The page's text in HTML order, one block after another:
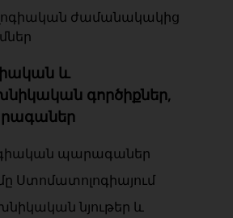
ժամանակակից
և
գործիքներ,
պարագաներ
Ստոմատոլոգիայում
նյութեր և